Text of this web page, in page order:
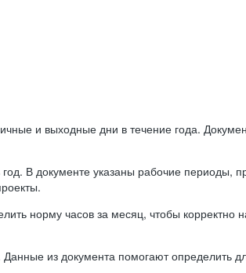
и выходные дни в течение года.
В документе указаны рабочие
норму часов за месяц, чтобы корректно
из документа помогают определить